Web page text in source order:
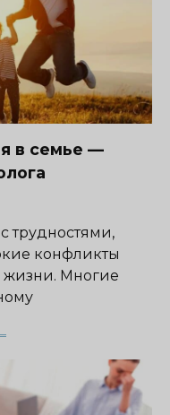
в семье —
трудностями,
конфликты
Многие